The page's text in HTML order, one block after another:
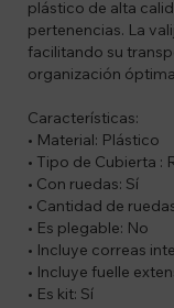
plástico de alta
pertenencias. La
facilitando su
organización
Características:
• Material: Plástico
• Tipo de Cubierta :
• Con ruedas: Sí
• Cantidad de
• Es plegable: No
• Incluye correas
• Incluye fuelle
• Es kit: Sí